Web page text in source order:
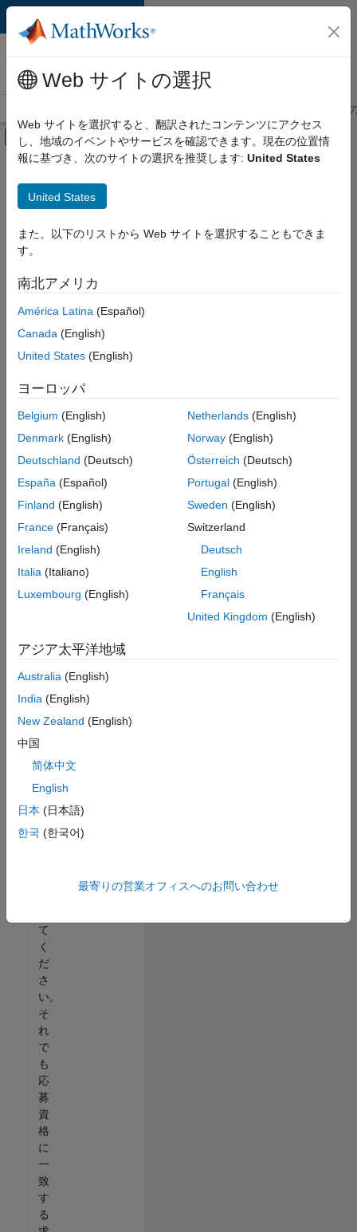
コンテンツへスキップ
MathWorks 採用
情報
学生・キャリア初期
オフキャンバス ナビゲーション メ
メインコンテンツ
絞り込み条件
IT
カスタマー サポート
教育機関向けセールス
ビジネス モデル チーム
現
こ
の
索
件
一
致
る
求
は
あ
り
ま
せ
ん。
範
囲
を
広
る
か、
す
て
の
求
て
く
だ
さ
い。
そ
れ
で
も
応
募
資
格
に
一
致
す
る
Web サイトの選択
Web サイトを選択すると、翻訳されたコンテンツにアクセス
し、地域のイベントやサービスを確認できます。現在の位置情
報に基づき、次のサイトの選択を推奨します: United States
United States
また、以下のリストから Web サイトを選択することもできま
す。
南北アメリカ
América Latina (Español)
Canada (English)
United States (English)
ヨーロッパ
Belgium (English)
Denmark (English)
Deutschland (Deutsch)
España (Español)
Finland (English)
France (Français)
Ireland (English)
Italia (Italiano)
Luxembourg (English)
Netherlands(English)
Norway(English)
Österreich (Deutsch)
Portugal(English)
Sweden (English)
Switzerland
Deutsch
English
Français
United Kingdom (English)
アジア太平洋地域
Australia (English)
India (English)
New Zealand (English)
中国
简体中文
English
日本 (日本語)
한국 (한국어)
最寄りの営業オフィスへのお問い合わせ